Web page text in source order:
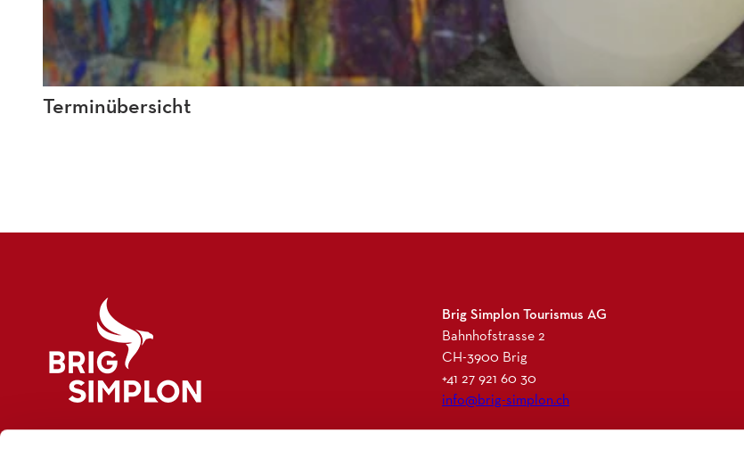
Terminübersicht
Brig Simplon Tourismus AG
Bahnhofstrasse 2
CH-3900 Brig
+41 27 921 60 30
info@brig-simplon.ch